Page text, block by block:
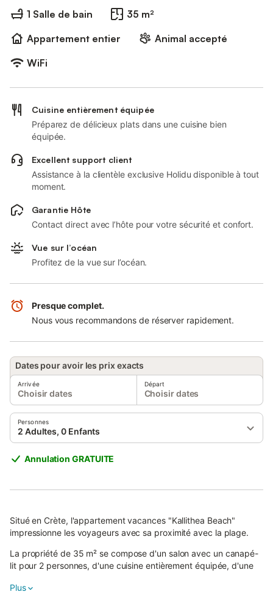
1 Salle de bain
35 m²
Appartement entier
Animal accepté
WiFi
Cuisine entièrement équipée
Préparez de délicieux plats dans une cuisine bien
équipée.
Excellent support client
Assistance à la clientèle exclusive Holidu disponible à tout
moment.
Garantie Hôte
Contact direct avec l’hôte pour votre sécurité et confort.
Vue sur l’océan
Profitez de la vue sur l’océan.
Presque complet.
Nous vous recommandons de réserver rapidement.
Dates pour avoir les prix exacts
Arrivée
Choisir dates
Départ
Choisir dates
Personnes
2 Adultes, 0 Enfants
Annulation GRATUITE
Situé en Crète, l'appartement vacances "Kallithea Beach"
impressionne les voyageurs avec sa proximité avec la plage.
La propriété de 35 m² se compose d'un salon avec un canapé-
lit pour 2 personnes, d'une cuisine entièrement équipée, d'une
personnes.
Plus